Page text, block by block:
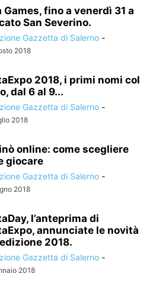
Games, fino a venerdì 31 a
San Severino.
Gazzetta di Salerno -
2018
2018, i primi nomi col
dal 6 al 9...
Gazzetta di Salerno -
2018
online: come scegliere
giocare
Gazzetta di Salerno -
2018
l’anteprima di
annunciate le novità
2018.
Gazzetta di Salerno -
2018